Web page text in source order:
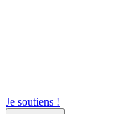
Je soutiens !